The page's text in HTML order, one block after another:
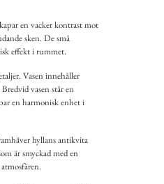
en vacker kontrast mot
sken. De små
effekt i rummet.
Vasen innehåller
vasen står en
en harmonisk enhet i
hyllans antikvita
är smyckad med en